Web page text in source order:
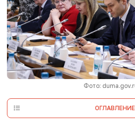
Фото:
ОГЛАВЛЕНИЕ